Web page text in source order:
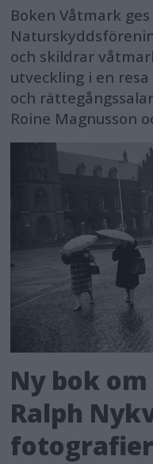
Boken Våtmark
och skildrar
utveckling i en
och
Roine Magnusson
Ny bok
Ralph